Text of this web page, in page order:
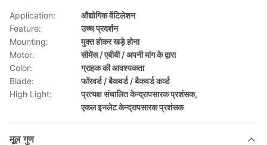
Application:
औद्योगिक वेंटिलेशन
Feature:
उच्च प्रदर्शन
Mounting:
मुक्त होकर खड़े होना
Motor:
सीमेंस / एबीबी / अपनी मांग के द्वारा
Color:
ग्राहक की आवश्यकता
Blade:
फॉरवर्ड / बैकवर्ड / बैकवर्ड कर्व्ड
High Light:
प्रत्यक्ष संचालित केन्द्रापसारक प्रशंसक,
एकल इनलेट केन्द्रापसारक प्रशंसक
मूल गुण